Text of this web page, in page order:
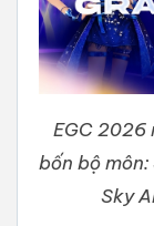
EGC 2026
bốn bộ
Sky